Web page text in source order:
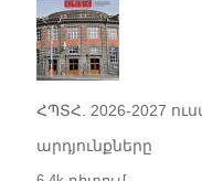
ՀՊՏՀ. 2026-2027
արդյունքները